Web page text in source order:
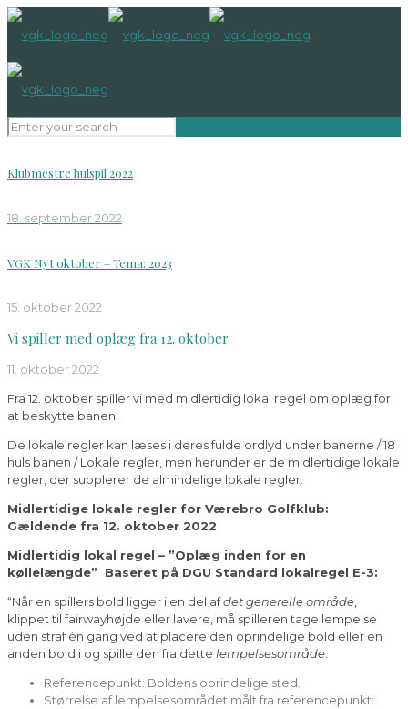
Klubmestre hulspil 2022
18. september 2022
VGK Nyt oktober – Tema: 2023
15. oktober 2022
Vi spiller med oplæg fra 12. oktober
11. oktober 2022
Fra 12. oktober spiller vi med midlertidig lokal regel om oplæg for
at beskytte banen.
De lokale regler kan læses i deres fulde ordlyd under banerne / 18
huls banen / Lokale regler, men herunder er de midlertidige lokale
regler, der supplerer de almindelige lokale regler:
Midlertidige lokale regler for Værebro Golfklub:
Gældende fra 12. oktober 2022
Midlertidig lokal regel – ”Oplæg inden for en
køllelængde” Baseret på DGU Standard lokalregel E-3:
“Når en spillers bold ligger i en del afdet generelle område
klippet til fairwayhøjde eller lavere, må spilleren tage lempelse
uden straf én gang ved at placere den oprindelige bold eller en
anden bold i og spille den fra dette lempelsesområde:
Referencepunkt: Boldens oprindelige sted.
Størrelse af lempelsesområdet målt fra referencepunkt: